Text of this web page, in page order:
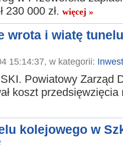
230 000 zł. więcej »
wrota i wiatę
15:14:37, w kategorii:
Powiatowy Zarząd
koszt przedsięwzięcia
kolejowego w